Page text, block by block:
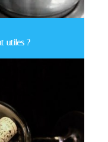
utiles ?